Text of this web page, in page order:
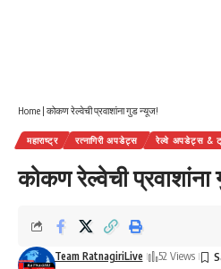
Home | कोकण रेल्वेची प्रवाशांना गुड न्यूज!
महाराष्ट्र रत्नागिरी अपडेट्स रेल्वे अपडेट्स &
कोकण रेल्वेची
Team RatnagiriLive 52 Views